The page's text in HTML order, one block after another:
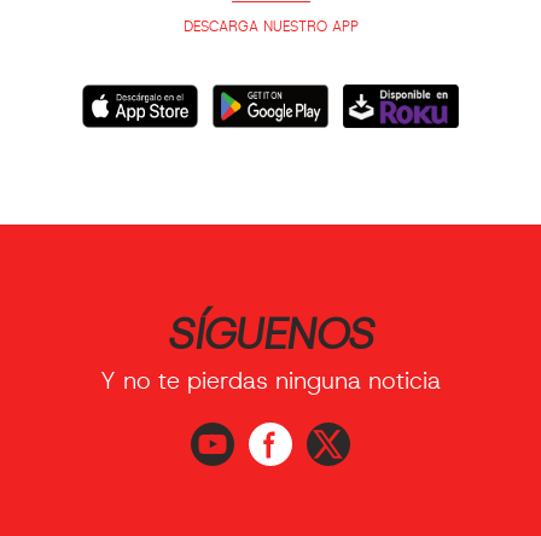
DESCARGA NUESTRO APP
SÍGUENOS
Y no te pierdas ninguna noticia